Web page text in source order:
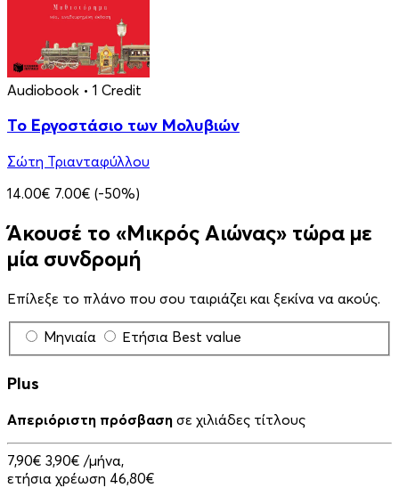
Audiobook • 1 Credit
Το Εργοστάσιο των Μολυβιών
Σώτη Τριανταφύλλου
14.00€ 7.00€ (-50%)
Άκουσέ το «Μικρός Αιώνας» τώρα με
μία συνδρομή
Επίλεξε το πλάνο που σου ταιριάζει και ξεκίνα να ακούς.
Μηνιαία Ετήσια Best value
Plus
Απεριόριστη πρόσβαση σε χιλιάδες τίτλους
7,90€ 3,90€ /μήνα,
ετήσια χρέωση 46,80€